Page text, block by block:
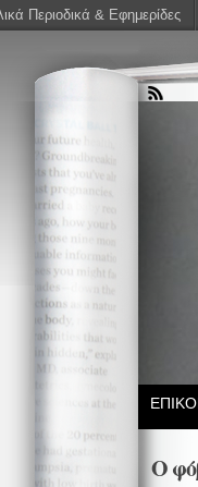
Ο
Περιοδικά & Εφημερίδες